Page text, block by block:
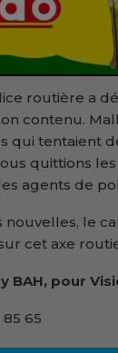
routière a
contenu.
qui tentaient
quittions les
agents de
nouvelles, le
cet axe
BAH, pour
65